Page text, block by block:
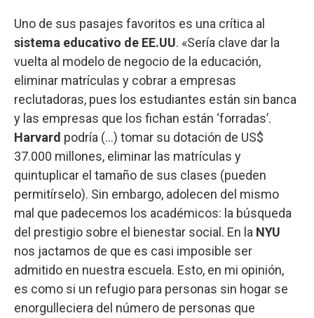
Uno de sus pasajes favoritos es una crítica al
sistema educativo de EE.UU. «Sería clave dar la
vuelta al modelo de negocio de la educación,
eliminar matrículas y cobrar a empresas
reclutadoras, pues los estudiantes están sin banca
y las empresas que los fichan están ‘forradas’.
Harvard podría (...) tomar su dotación de US$
37.000 millones, eliminar las matrículas y
quintuplicar el tamaño de sus clases (pueden
permitírselo). Sin embargo, adolecen del mismo
mal que padecemos los académicos: la búsqueda
del prestigio sobre el bienestar social. En la NYU
nos jactamos de que es casi imposible ser
admitido en nuestra escuela. Esto, en mi opinión,
es como si un refugio para personas sin hogar se
enorgulleciera del número de personas que